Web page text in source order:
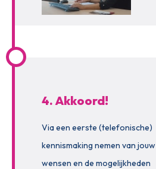
4. Akkoord!
Via een eerste (telefonische)
kennismaking nemen van jouw
wensen en de mogelijkheden